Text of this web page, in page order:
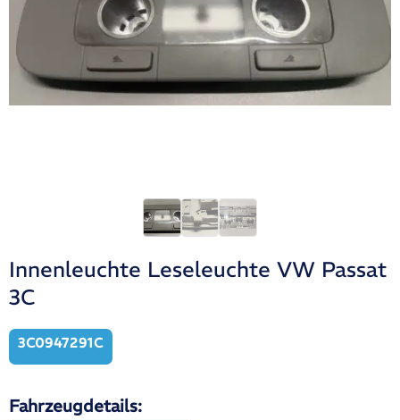
Innenleuchte Leseleuchte VW Passat
3C
3C0947291C
Fahrzeugdetails: